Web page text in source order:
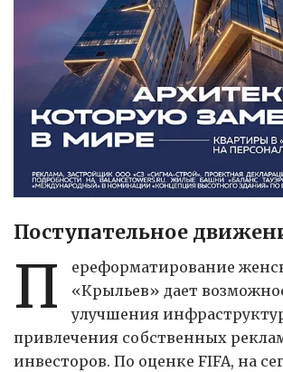
Поступательное
П
ереформатирование
«Крыльев» дает
улучшения
привлечения собственных
инвесторов. По оценке FIFA, на